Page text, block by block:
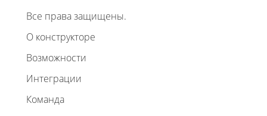
Все права защищены.
О конструкторе
Возможности
Интеграции
Команда